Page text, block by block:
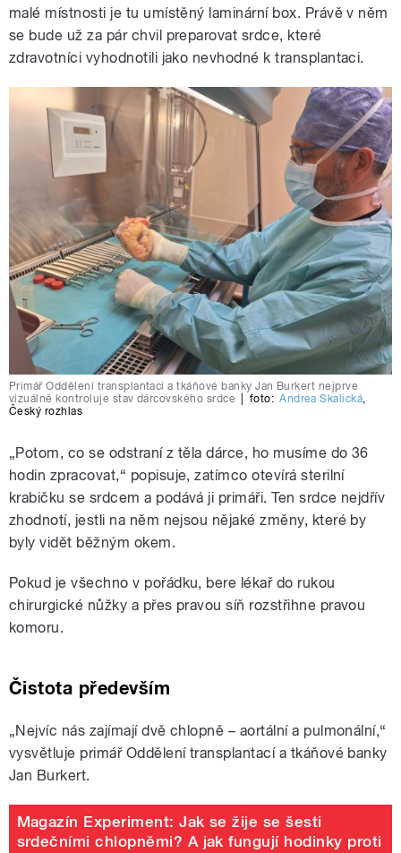
malé místnosti je tu umístěný laminární box. Právě v něm
se bude už za pár chvil preparovat srdce, které
zdravotníci vyhodnotili jako nevhodné k transplantaci.
Primář Oddělení transplantací a tkáňové banky Jan Burkert nejprve
vizuálně kontroluje stav dárcovského srdce
foto: Andrea Skalická
Český rozhlas
„Potom, co se odstraní z těla dárce, ho musíme do 36
hodin zpracovat,“ popisuje, zatímco otevírá sterilní
krabičku se srdcem a podává ji primáři. Ten srdce nejdřív
zhodnotí, jestli na něm nejsou nějaké změny, které by
byly vidět běžným okem.
Pokud je všechno v pořádku, bere lékař do rukou
chirurgické nůžky a přes pravou síň rozstřihne pravou
komoru.
Čistota především
„Nejvíc nás zajímají dvě chlopně – aortální a pulmonální,“
vysvětluje primář Oddělení transplantací a tkáňové banky
Jan Burkert.
Magazín Experiment: Jak se žije se šesti
srdečními chlopněmi? A jak fungují hodinky proti